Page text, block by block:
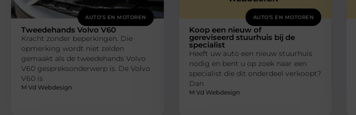
AUTO’S EN MOTOREN
Tweedehands Volvo V60
Kracht zonder beperkingen. Die
opmerking wordt niet zelden
gemaakt als de tweedehands Volvo
V60 gespreksonderwerp is. De Volvo
V60 is
M Vd Webdesign
AUTO’S EN MOTOREN
Koop een nieuw of
gereviseerd stuurhuis bij de
specialist
Heeft uw auto een nieuw stuurhuis
nodig en bent u op zoek naar een
specialist die dit onderdeel verkoopt?
Dan
M Vd Webdesign